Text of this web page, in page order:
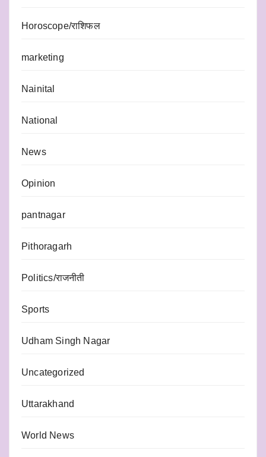
Horoscope/राशिफल
marketing
Nainital
National
News
Opinion
pantnagar
Pithoragarh
Politics/राजनीती
Sports
Udham Singh Nagar
Uncategorized
Uttarakhand
World News